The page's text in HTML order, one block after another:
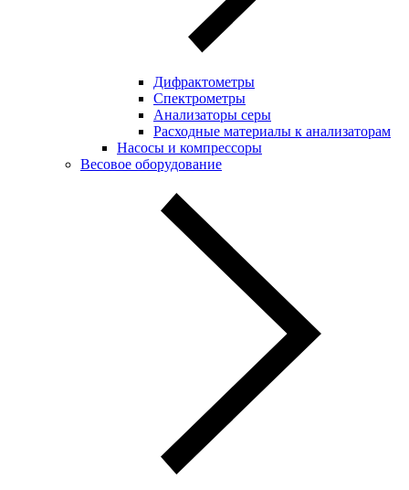
Дифрактометры
Спектрометры
Анализаторы серы
Расходные материалы к анализаторам
Насосы и компрессоры
Весовое оборудование